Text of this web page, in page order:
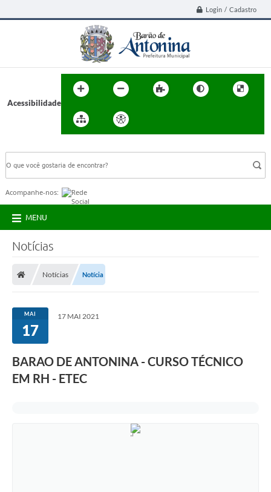
Login / Cadastro
Acessibilidade
Acompanhe-nos:
MENU
Notícias
Notícias Notícia
MAI
17
17 MAI 2021
BARAO DE ANTONINA - CURSO TÉCNICO
EM RH - ETEC